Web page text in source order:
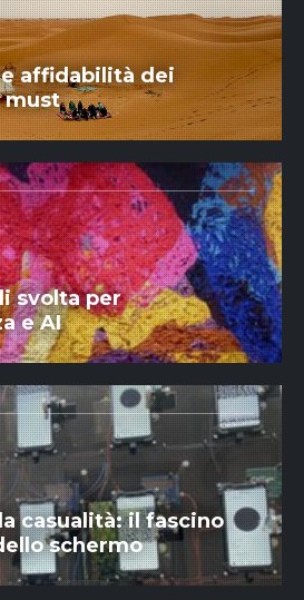
affidabilità dei
must
svolta per
e AI
casualità: il fascino
schermo